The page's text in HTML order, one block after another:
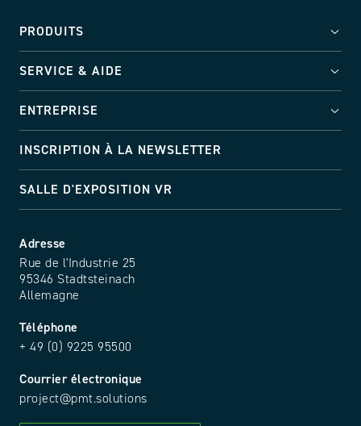
Adresse
Rue de l'Industrie 25
95346 Stadtsteinach
Allemagne
Téléphone
+ 49 (0) 9225 95500
Courrier électronique
project@pmt.solutions
PRODUITS
SERVICE & AIDE
ENTREPRISE
INSCRIPTION À LA NEWSLETTER
SALLE D'EXPOSITION VR